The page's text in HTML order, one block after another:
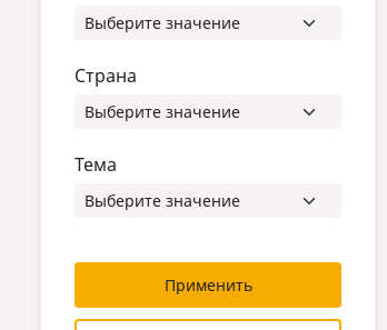
Страна
Тема
Применить